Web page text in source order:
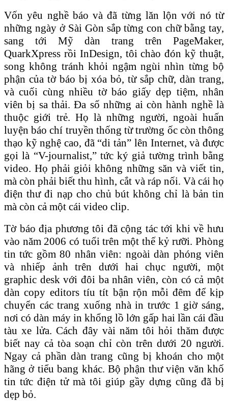
Vốn yêu nghề báo và đã từng lăn lộn với nó từ
những ngày ở Sài Gòn sắp từng con chữ bằng tay,
sang tới Mỹ dàn trang trên PageMaker,
QuarkXpress rồi InDesign, tôi chào đón kỹ thuật,
song không tránh khỏi ngậm ngùi nhìn từng bộ
phận của tờ báo bị xóa bỏ, từ sắp chữ, dàn trang,
và cuối cùng nhiều tờ báo giấy dẹp tiệm, nhân
viên bị sa thải. Đa số những ai còn hành nghề là
thuộc giới trẻ. Họ là những người, ngoài huấn
luyện báo chí truyền thống từ trường ốc còn thông
thạo kỹ nghệ cao, đã “di tản” lên Internet, và được
gọi là “V-journalist,” tức ký giả tường trình bằng
video. Họ phải giỏi không những săn và viết tin,
mà còn phải biết thu hình, cắt và ráp nối. Và cái họ
điện thư đi nạp cho chủ bút không chỉ là bản tin
mà còn cả một cái video clip.
Tờ báo địa phương tôi đã cộng tác tới khi về hưu
vào năm 2006 có tuổi trên một thế kỷ rưỡi. Phòng
tin tức gồm 80 nhân viên: ngoài dàn phóng viên
và nhiếp ảnh trên dưới hai chục người, một
graphic desk với đôi ba nhân viên, còn có cả một
dàn copy editors tíu tít bận rộn mỗi đêm để kịp
chuyển các trang xuống nhà in trước 1 giờ sáng,
nơi có dàn máy in khổng lồ lớn gấp hai lần cái đầu
tàu xe lửa. Cách đây vài năm tôi hỏi thăm được
biết nay cả tòa soạn chỉ còn trên dưới 20 người.
Ngay cả phần dàn trang cũng bị khoán cho một
hãng ở tiểu bang khác. Bộ phận thư viện văn khố
tin tức điện tử mà tôi giúp gầy dựng cũng đã bị
dẹp bỏ.